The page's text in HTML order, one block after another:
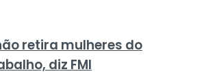
retira mulheres do
diz FMI